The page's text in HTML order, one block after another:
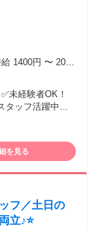
1400円 〜 2000
給＋100円／時
未経験者OK！
タッフ活躍中！
））
を見る
フ／土日の
立♪⭐